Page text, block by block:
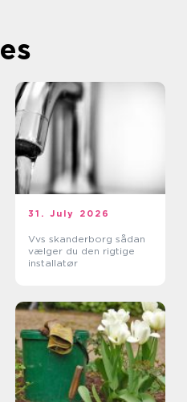
31. July 2026
Vvs skanderborg sådan
vælger du den rigtige
installatør